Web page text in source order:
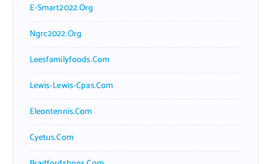
E-Smart2022.org
Ngrc2022.org
Leesfamilyfoods.com
Lewis-Lewis-Cpas.com
Eleontennis.com
Cyetus.com